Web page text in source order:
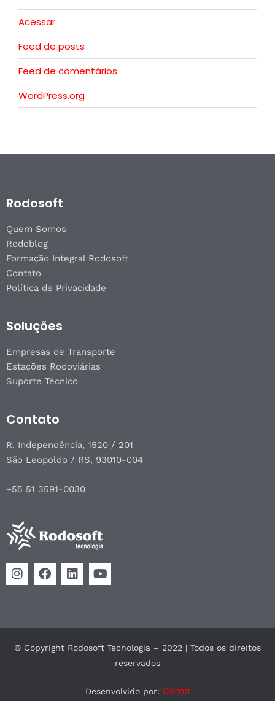
Acessar
Feed de posts
Feed de comentários
WordPress.org
Rodosoft
Quem Somos
Rodoblog
Formação Integral Rodosoft
Contato
Política de Privacidade
Soluções
Empresas de Transporte
Estações Rodoviárias
Suporte Técnico
Contato
R. Independência, 1520 / 201
São Leopoldo / RS, 93010-004
+55 51 3591-0030
© Copyright Rodosoft Tecnologia – 2022 | Todos os direitos
reservados
Desenvolvido por: Gama